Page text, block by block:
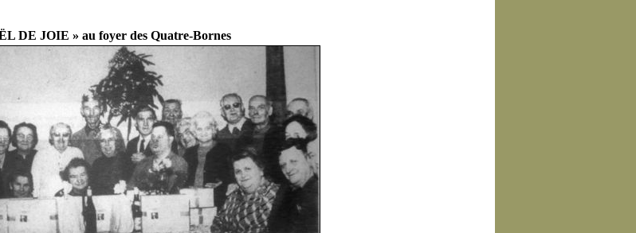
DE JOIE » au foyer des Quatre-Bornes